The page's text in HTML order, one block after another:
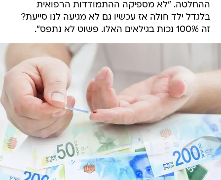
ההחלטה. "לא מספיקה ההתמודדות הרפואית
בלגדל ילד חולה אז עכשיו גם לא מגיעה לנו סייעת?
זה 100% נכות בגילאים האלו. פשוט לא נתפס".